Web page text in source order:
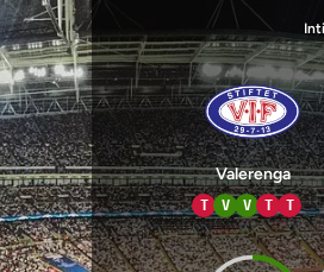
Valerenga
T V V T T